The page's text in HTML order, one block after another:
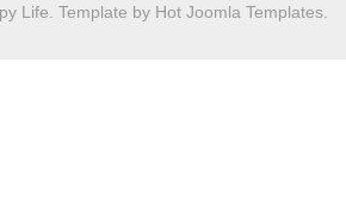
Life. Template by Hot Joomla Templates.